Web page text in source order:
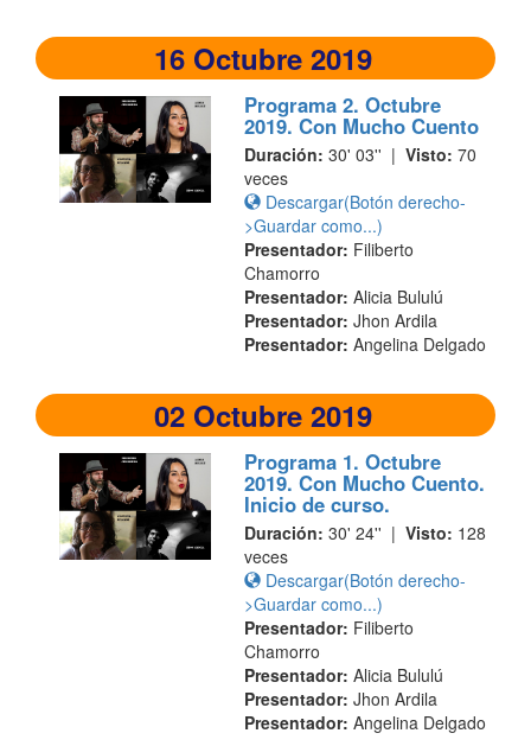
16 Octubre 2019
Programa 2. Octubre
2019. Con Mucho Cuento
Duración: 30' 03'' | Visto: 70
veces
Descargar(Botón derecho-
>Guardar como...)
Presentador: Filiberto
Chamorro
Presentador: Alicia Bululú
Presentador: Jhon Ardila
Presentador: Angelina Delgado
02 Octubre 2019
Programa 1. Octubre
2019. Con Mucho Cuento.
Inicio de curso.
Duración: 30' 24'' | Visto: 128
veces
Descargar(Botón derecho-
>Guardar como...)
Presentador: Filiberto
Chamorro
Presentador: Alicia Bululú
Presentador: Jhon Ardila
Presentador: Angelina Delgado